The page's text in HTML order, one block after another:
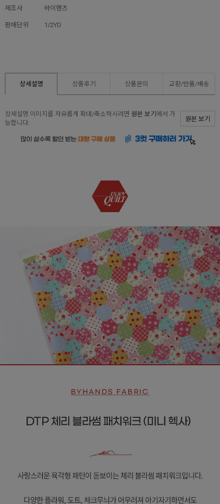
제조사 바이핸즈
판매단위 1/2YD
상세설명 상품후기 상품문의 교환/반품/배송
상세설명 이미지를 자유롭게 확대/축소하시려면 원본 보기 에서 가
능합니다.
원본 보기